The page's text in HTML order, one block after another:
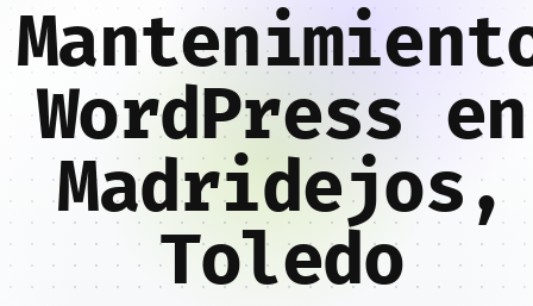
WordPress en
Madridejos,
Toledo